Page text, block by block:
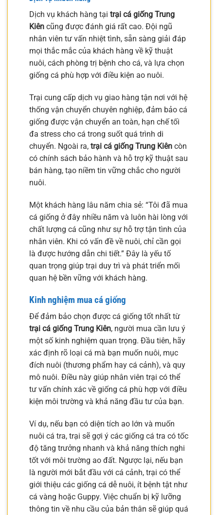
Dịch vụ khách hàng tại trại cá giống Trung
Kiên cũng được đánh giá rất cao. Đội ngũ
nhân viên tư vấn nhiệt tình, sẵn sàng giải đáp
mọi thắc mắc của khách hàng về kỹ thuật
nuôi, cách phòng trị bệnh cho cá, và lựa chọn
giống cá phù hợp với điều kiện ao nuôi.
Trại cung cấp dịch vụ giao hàng tận nơi với hệ
thống vận chuyển chuyên nghiệp, đảm bảo cá
giống được vận chuyển an toàn, hạn chế tối
đa stress cho cá trong suốt quá trình di
chuyển. Ngoài ra, trại cá giống Trung Kiên còn
có chính sách bảo hành và hỗ trợ kỹ thuật sau
bán hàng, tạo niềm tin vững chắc cho người
nuôi.
Một khách hàng lâu năm chia sẻ: “Tôi đã mua
cá giống ở đây nhiều năm và luôn hài lòng với
chất lượng cá cũng như sự hỗ trợ tận tình của
nhân viên. Khi có vấn đề về nuôi, chỉ cần gọi
là được hướng dẫn chi tiết.” Đây là yếu tố
quan trọng giúp trại duy trì và phát triển mối
quan hệ bền vững với khách hàng.
Kinh nghiệm mua cá giống
Để đảm bảo chọn được cá giống tốt nhất từ
trại cá giống Trung Kiên, người mua cần lưu ý
một số kinh nghiệm quan trọng. Đầu tiên, hãy
xác định rõ loại cá mà bạn muốn nuôi, mục
đích nuôi (thương phẩm hay cá cảnh), và quy
mô nuôi. Điều này giúp nhân viên trại có thể
tư vấn chính xác về giống cá phù hợp với điều
kiện môi trường và khả năng đầu tư của bạn.
Ví dụ, nếu bạn có diện tích ao lớn và muốn
nuôi cá tra, trại sẽ gợi ý các giống cá tra có tốc
độ tăng trưởng nhanh và khả năng thích nghi
tốt với môi trường ao đất. Ngược lại, nếu bạn
là người mới bắt đầu với cá cảnh, trại có thể
giới thiệu các giống cá dễ nuôi, ít bệnh tật như
cá vàng hoặc Guppy. Việc chuẩn bị kỹ lưỡng
thông tin về nhu cầu của bản thân sẽ giúp quá